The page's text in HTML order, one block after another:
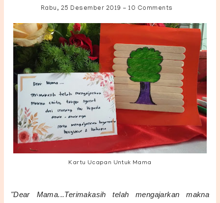
Rabu, 25 Desember 2019-10 Comments
Kartu Ucapan Untuk Mama
"Dear Mama...Terimakasih telah mengajarkan makna